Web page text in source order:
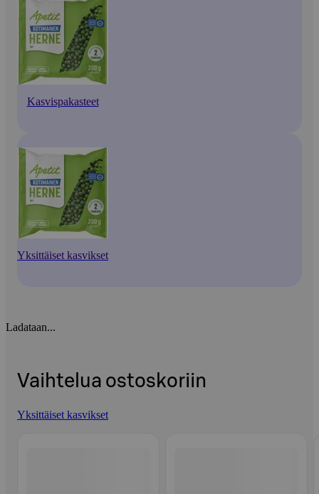
Kasvispakasteet
Yksittäiset kasvikset
Ladataan...
Vaihtelua ostoskoriin
Yksittäiset kasvikset